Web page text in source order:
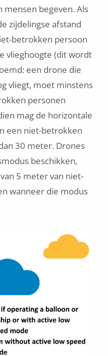
mensen begeven. Als
zijdelingse afstand
betrokken persoon
vlieghoogte (dit wordt
een drone die
vliegt, moet minstens
personen
mag de horizontale
een niet-betrokken
30 meter. Drones
beschikken,
5 meter van niet-
wanneer die modus